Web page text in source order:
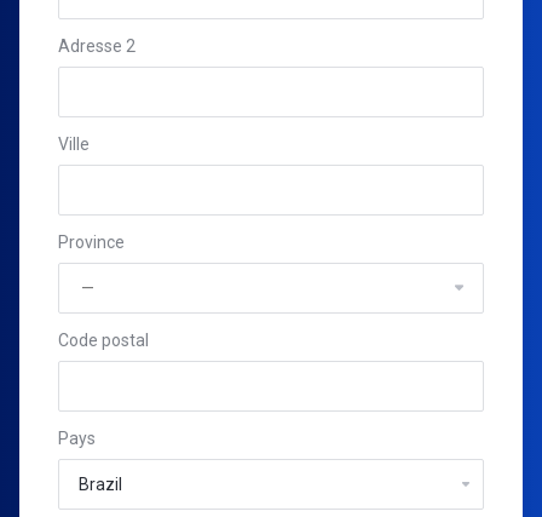
Adresse 2
Ville
Province
Code postal
Pays